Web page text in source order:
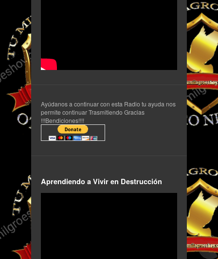
Ayúdanos a continuar con esta Radio tu ayuda nos
permite continuar Trasmitiendo Gracias
!!!Bendiciones!!!!
Aprendiendo a Vivir en Destrucción